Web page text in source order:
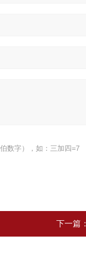
数字），如：三加四=7
下一篇：